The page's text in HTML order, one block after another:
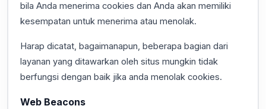
bila Anda menerima cookies dan Anda akan memiliki
kesempatan untuk menerima atau menolak.
Harap dicatat, bagaimanapun, beberapa bagian dari
layanan yang ditawarkan oleh situs mungkin tidak
berfungsi dengan baik jika anda menolak cookies.
Web Beacons